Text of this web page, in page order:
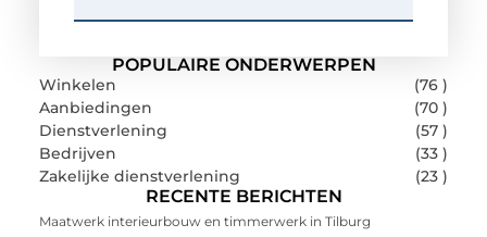
POPULAIRE ONDERWERPEN
Winkelen
(76 )
Aanbiedingen
(70 )
Dienstverlening
(57 )
Bedrijven
(33 )
Zakelijke dienstverlening
(23 )
RECENTE BERICHTEN
Maatwerk interieurbouw en timmerwerk in Tilburg